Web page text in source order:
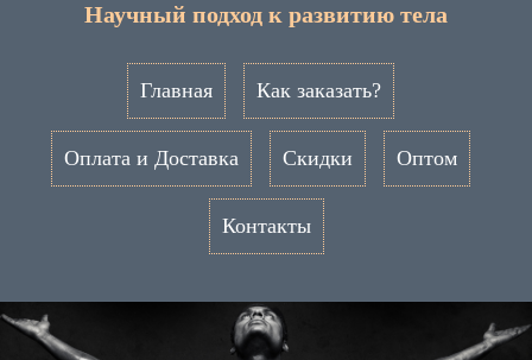
Научный подход к развитию тела
Главная Как заказать?
Оплата и Доставка Скидки Оптом
Контакты